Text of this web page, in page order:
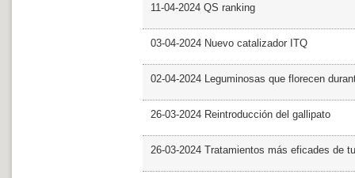
11-04-2024 QS ranking
03-04-2024 Nuevo catalizador ITQ
02-04-2024 Leguminosas que florecen
26-03-2024 Reintroducción del gallipato
26-03-2024 Tratamientos más eficades de